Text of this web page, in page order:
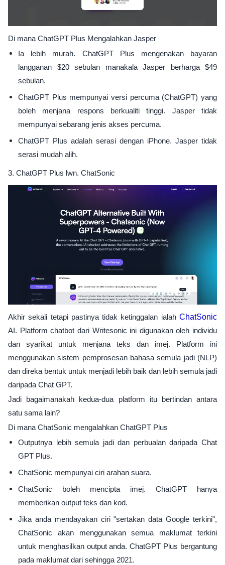
Di mana ChatGPT Plus Mengalahkan Jasper
Ia lebih murah. ChatGPT Plus mengenakan bayaran
langganan $20 sebulan manakala Jasper berharga $49
sebulan.
ChatGPT Plus mempunyai versi percuma (ChatGPT) yang
boleh menjana respons berkualiti tinggi. Jasper tidak
mempunyai sebarang jenis akses percuma.
ChatGPT Plus adalah serasi dengan iPhone. Jasper tidak
serasi mudah alih.
3. ChatGPT Plus lwn. ChatSonic
Akhir sekali tetapi pastinya tidak ketinggalan ialah ChatSonic
AI. Platform chatbot dari Writesonic ini digunakan oleh individu
dan syarikat untuk menjana teks dan imej. Platform ini
menggunakan sistem pemprosesan bahasa semula jadi (NLP)
dan direka bentuk untuk menjadi lebih baik dan lebih semula jadi
daripada Chat GPT.
Jadi bagaimanakah kedua-dua platform itu bertindan antara
satu sama lain?
Di mana ChatSonic mengalahkan ChatGPT Plus
Outputnya lebih semula jadi dan perbualan daripada Chat
GPT Plus.
ChatSonic mempunyai ciri arahan suara.
ChatSonic boleh mencipta imej. ChatGPT hanya
memberikan output teks dan kod.
Jika anda mendayakan ciri "sertakan data Google terkini",
ChatSonic akan menggunakan semua maklumat terkini
untuk menghasilkan output anda. ChatGPT Plus bergantung
pada maklumat dari sehingga 2021.